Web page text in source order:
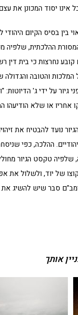
יסוד המכונן את
בסיס הקיום היהודי
ההלכתית, שלפיה
נחרצות כי בית דין
והטובה והגדולה
על ידי ג' הדיוטות:
אחריו או שלא הודיעהו
נועד להבטיח את
ההלכה, כפי
טקסט הגיור
של יוד, ולשלול את
סבר שיש להשיג
אותך